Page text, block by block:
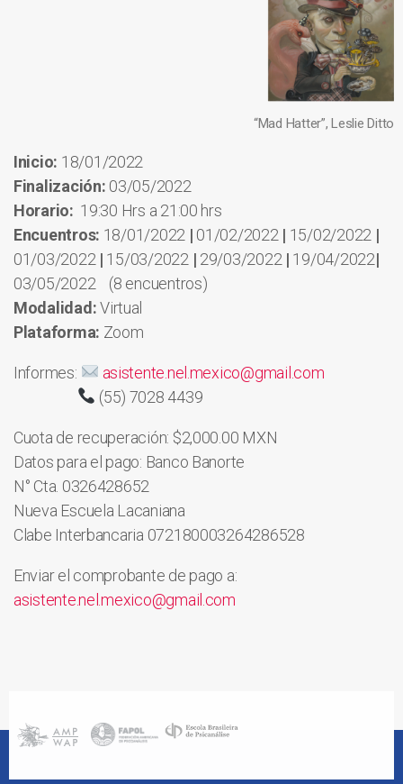
“Mad Hatter”, Leslie Ditto
Inicio: 18/01/2022
Finalización: 03/05/2022
Horario: 19:30 Hrs a 21:00 hrs
Encuentros: 18/01/2022 | 01/02/2022 | 15/02/2022 |
01/03/2022 | 15/03/2022 | 29/03/2022 | 19/04/2022|
03/05/2022 (8 encuentros)
Modalidad:Virtual
Plataforma: Zoom
Informes:
asistente.nel.mexico@gmail.com
(55) 7028 4439
Cuota de recuperación: $2,000.00 MXN
Datos para el pago: Banco Banorte
N° Cta. 0326428652
Nueva Escuela Lacaniana
Clabe Interbancaria 072180003264286528
Enviar el comprobante de pago a:
asistente.nel.mexico@gmail.com